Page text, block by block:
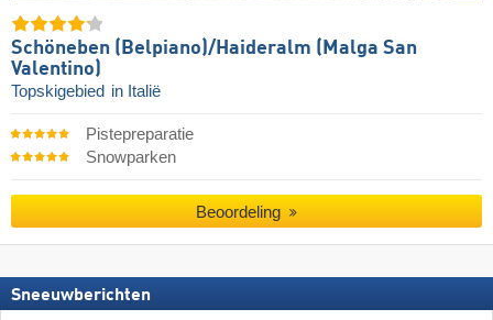
Schöneben (Belpiano)/​Haideralm (Malga San
Valentino)
Topskigebied in Italië
Pistepreparatie
Snowparken
Beoordeling
Sneeuwberichten